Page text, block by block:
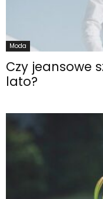
Moda
Czy jeansowe
lato?